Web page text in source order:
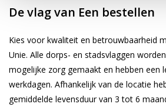
De vlag van Een bestellen
Kies voor kwaliteit en betrouwbaarheid
Unie. Alle dorps- en stadsvlaggen
mogelijke zorg gemaakt en hebben een
werkdagen. Afhankelijk van de locatie
gemiddelde levensduur van 3 tot 6